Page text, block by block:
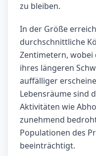
zu bleiben.
In der Größe
durchschnittliche
Zentimetern,
ihres längeren
auffälliger
Lebensräume sind
Aktivitäten wie
zunehmend
Populationen des
beeinträchtigt.